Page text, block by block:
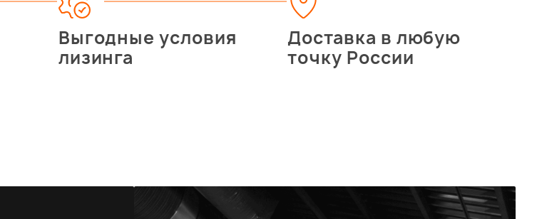
Выгодные условия
лизинга
Доставка в любую
точку России